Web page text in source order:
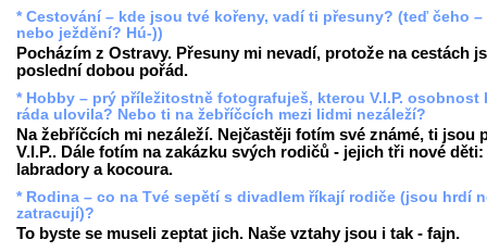
* Cestování – kde jsou tvé kořeny, vadí ti přesuny? (teď čeho –
nebo ježdění? Hú-))
Pocházím z Ostravy. Přesuny mi nevadí, protože na cestách
poslední dobou pořád.
* Hobby – prý příležitostně fotografuješ, kterou V.I.P. osobnost
ráda ulovila? Nebo ti na žebříčcích mezi lidmi nezáleží?
Na žebříčcích mi nezáleží. Nejčastěji fotím své známé, ti jsou
V.I.P.. Dále fotím na zakázku svých rodičů - jejich tři nové děti:
labradory a kocoura.
* Rodina – co na Tvé sepětí s divadlem říkají rodiče (jsou hrdí
zatracují)?
To byste se museli zeptat jich. Naše vztahy jsou i tak - fajn.